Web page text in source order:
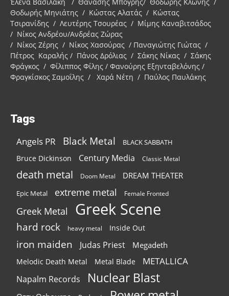
Θοδωρής Μηνιάτης / Κώστας Αλατάς / Κώστας
Τσιρανίδης / Λευτέρης Τσουρέας / Μίμης Καναβιτσάδος
/ Νίκος Ανδρέου/Ανδρέας Ζώρας
/ Νίκος Ζέρης / Νίκος Χασούρας / Παναγιώτης Γιώτας /
Πέτρος Καραλής / Πάνος Δρόλιας / Σάκης Νίκας / Σάκης
Φράγκος / Φίλιππος Φίλης / Φανούρης Εξηνταβελόνης /
Φραγκίσκος Σαμοΐλης / Χαρά Νέτη / Παύλος Παυλάκης
Tags
Angels PR Black Metal BLACK SABBATH
Bruce Dickinson Century Media Classic Metal
death metal Doom Metal DREAM THEATER
Epic Metal extreme metal Female Fronted
Greek Metal Greek Scene
hard rock heavy metal Inside Out
iron maiden Judas Priest Megadeth
Melodic Death Metal Metal Blade METALLICA
Napalm Records Nuclear Blast